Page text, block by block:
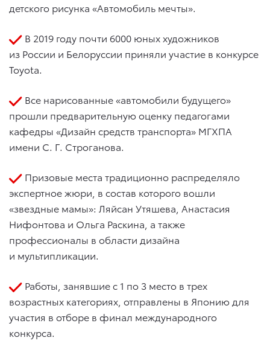
детского рисунка «Автомобиль мечты».
В 2019 году почти 6000 юных художников
из России и Белоруссии приняли участие в конкурсе
Toyota.
Все нарисованные «автомобили будущего»
прошли предварительную оценку педагогами
кафедры «Дизайн средств транспорта» МГХПА
имени С. Г. Строганова.
Призовые места традиционно распределяло
экспертное жюри, в состав которого вошли
«звездные мамы»: Ляйсан Утяшева, Анастасия
Нифонтова и Ольга Раскина, а также
профессионалы в области дизайна
и мультипликации.
Работы, занявшие с 1 по 3 место в трех
возрастных категориях, отправлены в Японию для
участия в отборе в финал международного
конкурса.